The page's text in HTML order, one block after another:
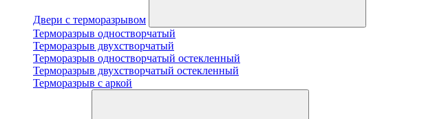
Двери с терморазрывом
Терморазрыв одностворчатый
Терморазрыв двухстворчатый
Терморазрыв одностворчатый остекленный
Терморазрыв двухстворчатый остекленный
Терморазрыв с аркой